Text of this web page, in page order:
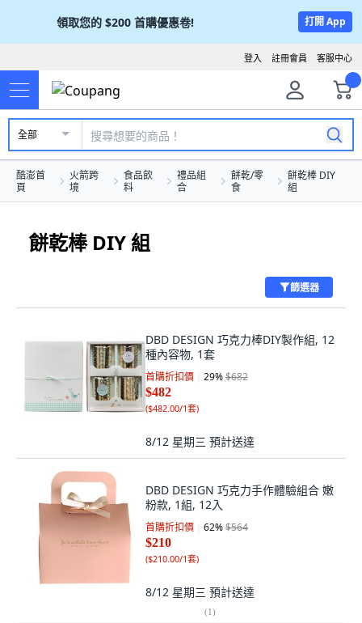
領取您的 $200 首購優惠卷! 打開 App
客服中心
註冊會員
登入
全部
酷澎首
頁
火箭跨
境
食品飲
料
禮品組
合
餅乾/零
食
餅乾棒 DIY
組
餅乾棒 DIY 組
篩選器
DBD DESIGN 巧克力棒DIY製作組, 12
種內容物, 1套
首購折扣價 29%$682
$482
($482.00/1套)
8/12 星期三 預計送達
DBD DESIGN 巧克力手作體驗組合 嫩
粉款, 1組, 12入
首購折扣價 62%$564
$210
($210.00/1套)
8/12 星期三 預計送達
(1)